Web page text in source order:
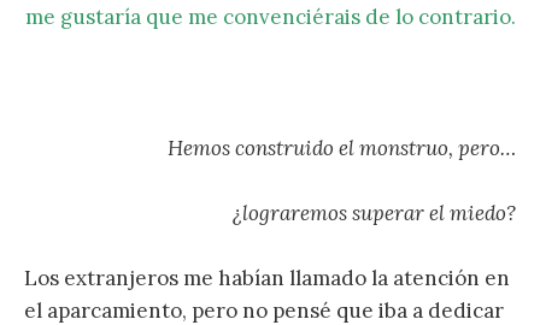
me gustaría que me convenciérais de lo contrario.
Hemos construido el monstruo, pero…
¿lograremos superar el miedo?
Los extranjeros me habían llamado la atención en
el aparcamiento, pero no pensé que iba a dedicar